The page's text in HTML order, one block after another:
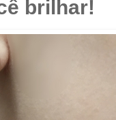
brilhar!